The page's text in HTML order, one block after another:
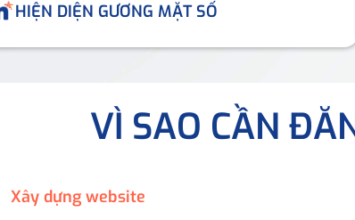
HIỆN DIỆN GƯƠNG MẶT SỐ
VÌ SAO CẦN
Xây dựng website